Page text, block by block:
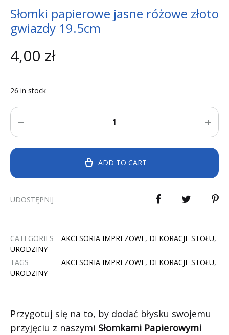
Słomki papierowe jasne różowe złoto
gwiazdy 19.5cm
4,00 zł
26 in stock
Quantity
ADD TO CART
UDOSTĘPNIJ
CATEGORIES AKCESORIA IMPREZOWE, DEKORACJE STOŁU,
URODZINY
TAGS
AKCESORIA IMPREZOWE, DEKORACJE STOŁU,
URODZINY
Przygotuj się na to, by dodać błysku swojemu
przyjęciu z naszymi Słomkami Papierowymi